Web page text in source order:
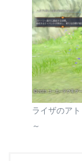
ライザのア
～